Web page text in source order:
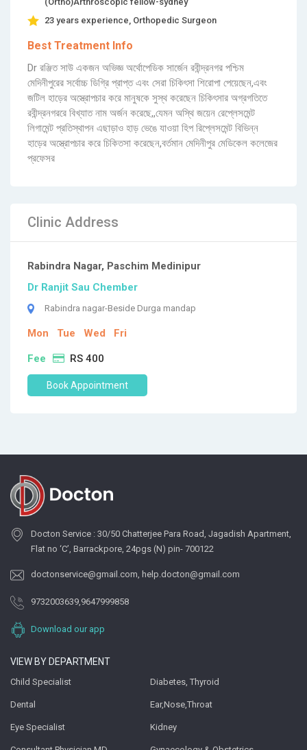
23 years experience, Orthopedic Surgeon
Best Treatment Info
Dr রঞ্জিত সাউ একজন অভিজ্ঞ অর্থোপেডিক সার্জেন রবীন্দ্রনগর পশ্চিম
মেদিনীপুরের সর্বোচ্চ ডিগ্রি প্রাপ্ত এবং সেরা চিকিৎসা শিরোপা পেয়েছেন,এবং
জটিল হাড়ের অস্ত্রোপচার করে মানুষকে সুস্থ করেছেন চিকিৎসার অগ্রগতিতে
রবীন্দ্রনগররে বিখ্যাত নাম অর্জন করেছে,,যেমন অস্থি জয়েন রেপ্লেসমেন্ট
লিগামেন্ট প্রতিস্থাপন এছাড়াও হাড় ভেঙে যাওয়া হিপ রিপ্লেসমেন্ট বিভিন্ন
হাড়ের অস্ত্রোপচার করে চিকিতসা করেছেন,বর্তমান মেদিনীপুর মেডিকেল কলেজের
প্রফেসর
Clinic Address
Rabindra Nagar, Paschim Medinipur
Dr Ranjit Sau Chember
Rabindra nagar-Beside Durga mandap
Mon Tue Wed Fri
Fee RS 400
Book Appointment
Docton Service : 30/50 Chatterjee Para Road, Jagadish Apartment,
Flat no ‘C’, Barrackpore, 24pgs (N) pin- 700122
doctonservice@gmail.com, help.docton@gmail.com
9732003639,9647999858
Download our app
VIEW BY DEPARTMENT
Child Specialist Diabetes, Thyroid
Dental Ear,Nose,Throat
Eye Specialist Kidney